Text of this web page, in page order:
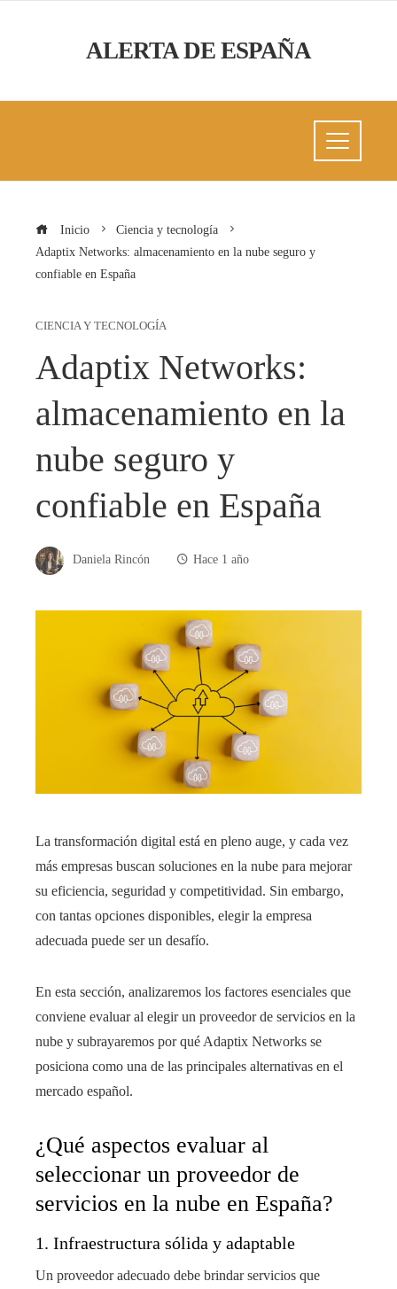
ALERTA DE ESPAÑA
Inicio
Ciencia y tecnología
Adaptix Networks: almacenamiento en la nube seguro y
confiable en España
CIENCIA Y TECNOLOGÍA
Adaptix Networks:
almacenamiento en la
nube seguro y
confiable en España
Daniela Rincón Hace 1 año
La transformación digital está en pleno auge, y cada vez
más empresas buscan soluciones en la nube para mejorar
su eficiencia, seguridad y competitividad. Sin embargo,
con tantas opciones disponibles, elegir la empresa
adecuada puede ser un desafío.
En esta sección, analizaremos los factores esenciales que
conviene evaluar al elegir un proveedor de servicios en la
nube y subrayaremos por qué Adaptix Networks se
posiciona como una de las principales alternativas en el
mercado español.
¿Qué aspectos evaluar al
seleccionar un proveedor de
servicios en la nube en España?
1. Infraestructura sólida y adaptable
Un proveedor adecuado debe brindar servicios que